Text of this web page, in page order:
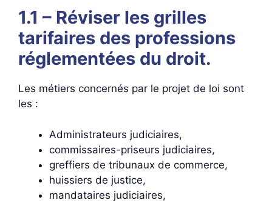
1.1 – Réviser les grilles
tarifaires des professions
réglementées du droit.
Les métiers concernés par le projet de loi sont
les :
Administrateurs judiciaires,
commissaires-priseurs judiciaires,
greffiers de tribunaux de commerce,
huissiers de justice,
mandataires judiciaires,